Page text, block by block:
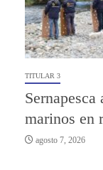
TITULAR 3
marinos en
agosto 7, 2026